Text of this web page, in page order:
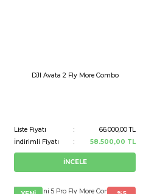
DJI Avata 2 Fly More Combo
Liste Fiyatı
66.000,00 TL
İndirimli Fiyatı
58.500,00 TL
İNCELE